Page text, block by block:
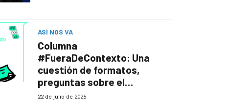
ASÍ NOS VA
Columna
#FueraDeContexto: Una
cuestión de formatos,
preguntas sobre el
periodismo
22 de julio de 2025